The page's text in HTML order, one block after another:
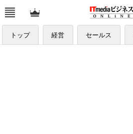
トップ 経営 セールス